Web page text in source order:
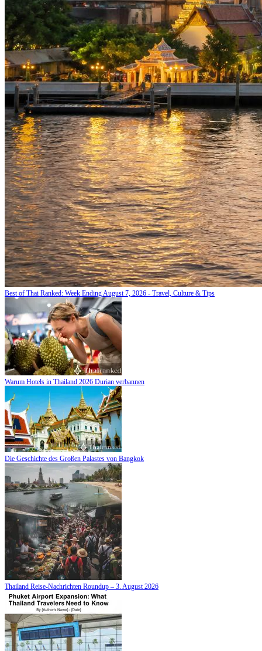
Best of Thai Ranked: Week Ending August 7, 2026 - Travel, Culture & Tips
Warum Hotels in Thailand 2026 Durian verbannen
Die Geschichte des Großen Palastes von Bangkok
Thailand Reise-Nachrichten Roundup – 3. August 2026